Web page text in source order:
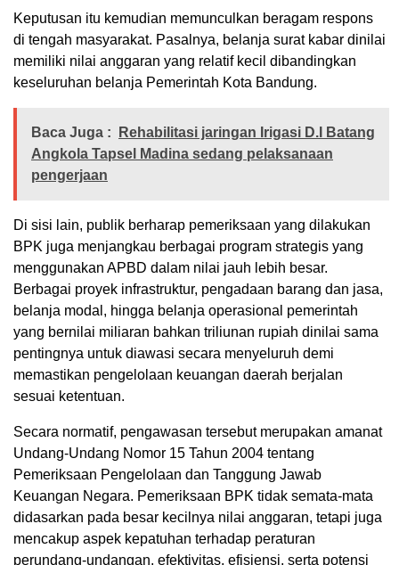
Keputusan itu kemudian memunculkan beragam respons
di tengah masyarakat. Pasalnya, belanja surat kabar dinilai
memiliki nilai anggaran yang relatif kecil dibandingkan
keseluruhan belanja Pemerintah Kota Bandung.
Baca Juga :
Rehabilitasi jaringan Irigasi D.I Batang
Angkola Tapsel Madina sedang pelaksanaan
pengerjaan
Di sisi lain, publik berharap pemeriksaan yang dilakukan
BPK juga menjangkau berbagai program strategis yang
menggunakan APBD dalam nilai jauh lebih besar.
Berbagai proyek infrastruktur, pengadaan barang dan jasa,
belanja modal, hingga belanja operasional pemerintah
yang bernilai miliaran bahkan triliunan rupiah dinilai sama
pentingnya untuk diawasi secara menyeluruh demi
memastikan pengelolaan keuangan daerah berjalan
sesuai ketentuan.
Secara normatif, pengawasan tersebut merupakan amanat
Undang-Undang Nomor 15 Tahun 2004 tentang
Pemeriksaan Pengelolaan dan Tanggung Jawab
Keuangan Negara. Pemeriksaan BPK tidak semata-mata
didasarkan pada besar kecilnya nilai anggaran, tetapi juga
mencakup aspek kepatuhan terhadap peraturan
perundang-undangan, efektivitas, efisiensi, serta potensi